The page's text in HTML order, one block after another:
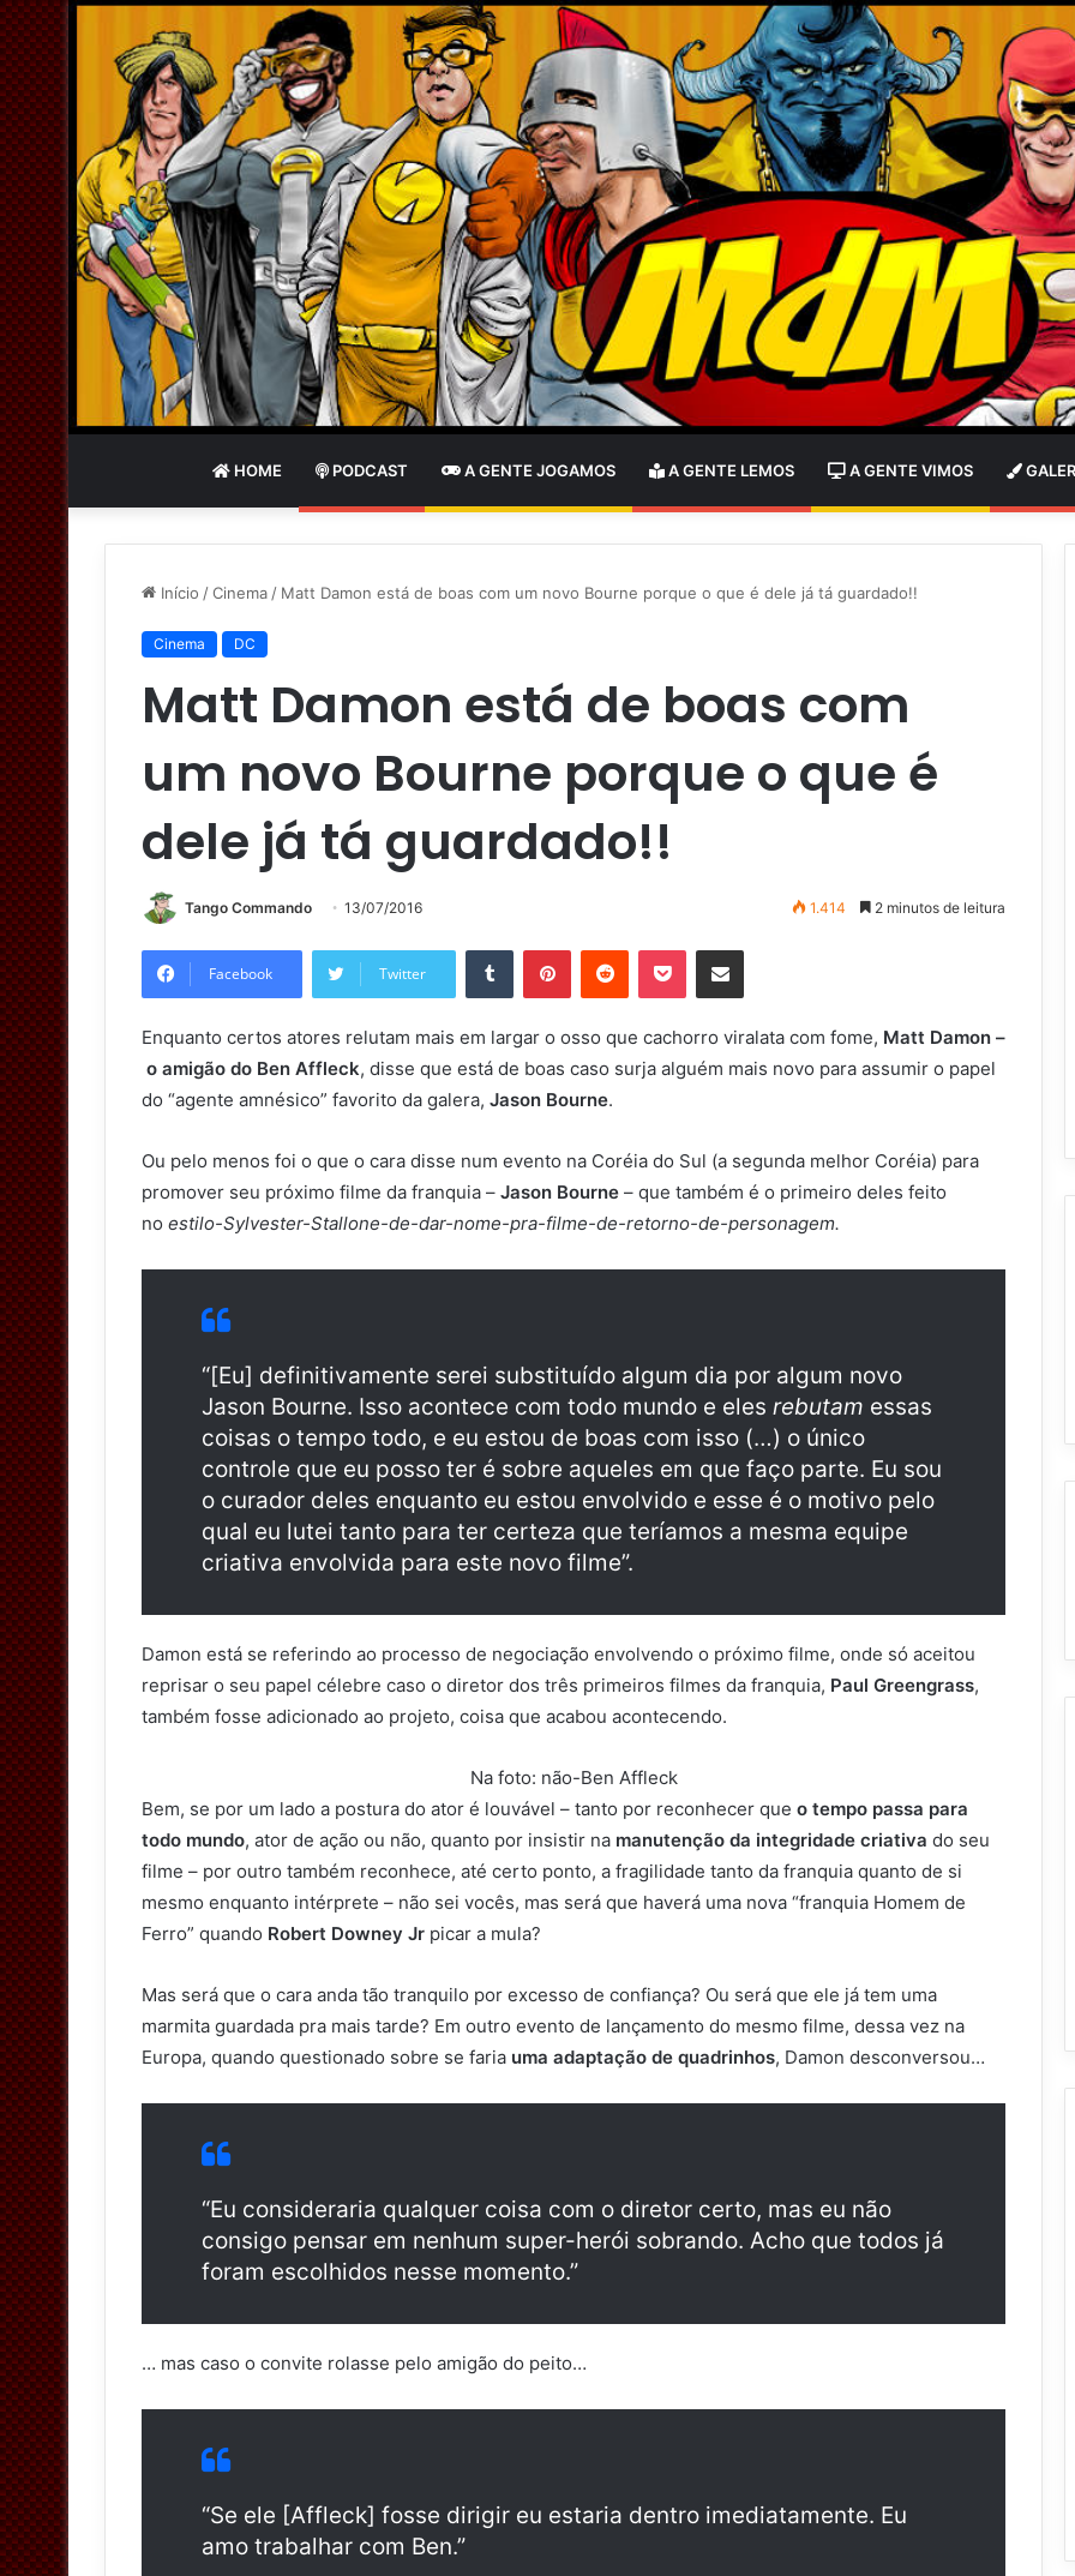
HOME PODCAST A GENTE JOGAMOS A GENTE LEMOS A GENTE VIMOS
Início /Cinema / Matt Damon está de boas com um novo Bourne porque o que é dele já tá guardado!!
Cinema DC
Matt Damon está de boas com
um novo Bourne porque o que é
dele já tá guardado!!
Tango Commando 13/07/2016 1.414 2 minutos de leitura
Facebook Twitter
Enquanto certos atores relutam mais em largar o osso que cachorro viralata com fome, Matt Damon –
o amigão do Ben Affleck, disse que está de boas caso surja alguém mais novo para assumir o papel
do “agente amnésico” favorito da galera, Jason Bourne.
Ou pelo menos foi o que o cara disse num evento na Coréia do Sul (a segunda melhor Coréia) para
promover seu próximo filme da franquia – Jason Bourne – que também é o primeiro deles feito
no estilo-Sylvester-Stallone-de-dar-nome-pra-filme-de-retorno-de-personagem.
“[Eu] definitivamente serei substituído algum dia por algum novo
Jason Bourne. Isso acontece com todo mundo e eles rebutam essas
coisas o tempo todo, e eu estou de boas com isso (…) o único
controle que eu posso ter é sobre aqueles em que faço parte. Eu sou
o curador deles enquanto eu estou envolvido e esse é o motivo pelo
qual eu lutei tanto para ter certeza que teríamos a mesma equipe
criativa envolvida para este novo filme”.
Damon está se referindo ao processo de negociação envolvendo o próximo filme, onde só aceitou
reprisar o seu papel célebre caso o diretor dos três primeiros filmes da franquia, Paul Greengrass,
também fosse adicionado ao projeto, coisa que acabou acontecendo.
Na foto: não-Ben Affleck
Bem, se por um lado a postura do ator é louvável – tanto por reconhecer que o tempo passa para
todo mundo, ator de ação ou não, quanto por insistir na manutenção da integridade criativa do seu
filme – por outro também reconhece, até certo ponto, a fragilidade tanto da franquia quanto de si
mesmo enquanto intérprete – não sei vocês, mas será que haverá uma nova “franquia Homem de
Ferro” quando Robert Downey Jr picar a mula?
Mas será que o cara anda tão tranquilo por excesso de confiança? Ou será que ele já tem uma
marmita guardada pra mais tarde? Em outro evento de lançamento do mesmo filme, dessa vez na
Europa, quando questionado sobre se faria uma adaptação de quadrinhos, Damon desconversou…
“Eu consideraria qualquer coisa com o diretor certo, mas eu não
consigo pensar em nenhum super-herói sobrando. Acho que todos já
foram escolhidos nesse momento.”
… mas caso o convite rolasse pelo amigão do peito…
“Se ele [Affleck] fosse dirigir eu estaria dentro imediatamente. Eu
amo trabalhar com Ben.”